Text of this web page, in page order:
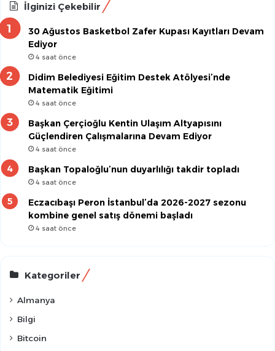
İlginizi Çekebilir
30 Ağustos Basketbol Zafer Kupası Kayıtları Devam
Ediyor
4 saat önce
Didim Belediyesi Eğitim Destek Atölyesi’nde
Matematik Eğitimi
4 saat önce
Başkan Çerçioğlu Kentin Ulaşım Altyapısını
Güçlendiren Çalışmalarına Devam Ediyor
4 saat önce
Başkan Topaloğlu’nun duyarlılığı takdir topladı
4 saat önce
Eczacıbaşı Peron İstanbul’da 2026-2027 sezonu
kombine genel satış dönemi başladı
4 saat önce
Kategoriler
Almanya
Bilgi
Bitcoin